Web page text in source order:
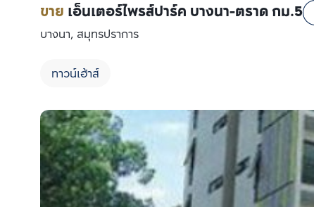
ขาย เอ็นเตอร์ไพรส์ปาร์ค บางนา-ตราด กม.5
บางนา, สมุทรปราการ
ทาวน์เฮ้าส์